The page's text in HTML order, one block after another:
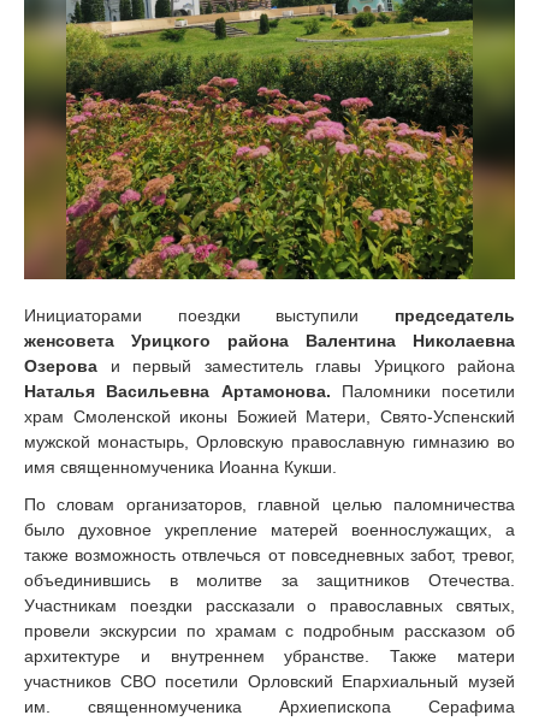
Инициаторами поездки выступили председатель
женсовета Урицкого района Валентина Николаевна
Озерова и первый заместитель главы Урицкого района
Наталья Васильевна
Артамонова. Паломники посетили
храм Смоленской иконы Божией Матери, Свято-Успенский
мужской монастырь, Орловскую православную гимназию во
имя священномученика Иоанна Кукши.
По словам организаторов, главной целью паломничества
было духовное укрепление матерей военнослужащих, а
также возможность отвлечься от повседневных забот, тревог,
объединившись в молитве за защитников Отечества.
Участникам поездки рассказали о православных святых,
провели экскурсии по храмам с подробным рассказом об
архитектуре и внутреннем убранстве. Также матери
участников СВО посетили Орловский Епархиальный музей
им. священномученика Архиепископа Серафима